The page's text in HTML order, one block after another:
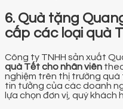
6. Quà tặng
cấp các loại quà
Công ty TNHH sản xuất
quà Tết cho nhân viên
nghiệm trên thị trường quà
tin tưởng của các doanh
lựa chọn đơn vị, quý khách